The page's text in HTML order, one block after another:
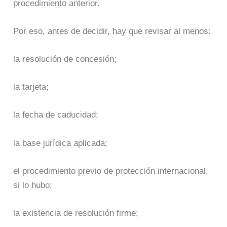
procedimiento anterior.
Por eso, antes de decidir, hay que revisar al menos:
la resolución de concesión;
la tarjeta;
la fecha de caducidad;
la base jurídica aplicada;
el procedimiento previo de protección internacional,
si lo hubo;
la existencia de resolución firme;